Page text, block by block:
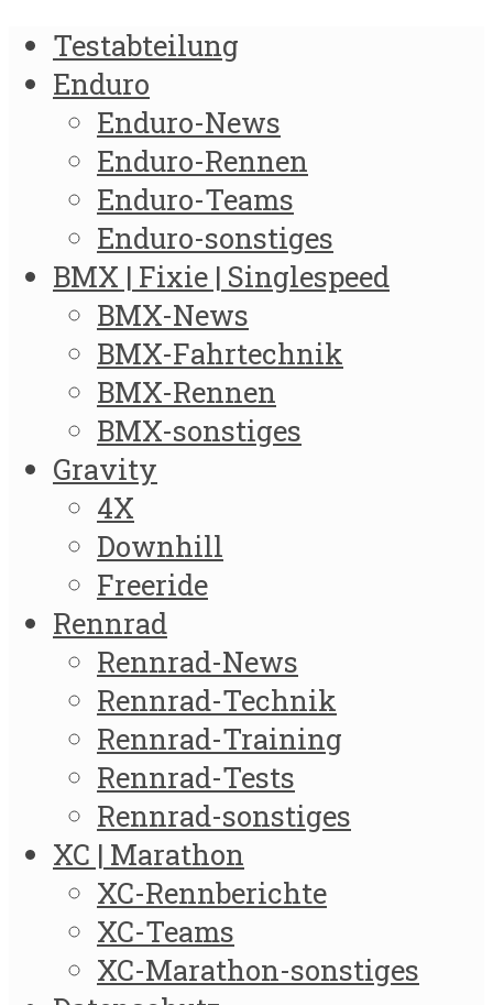
Testabteilung
Enduro
Enduro-News
Enduro-Rennen
Enduro-Teams
Enduro-sonstiges
BMX | Fixie | Singlespeed
BMX-News
BMX-Fahrtechnik
BMX-Rennen
BMX-sonstiges
Gravity
4X
Downhill
Freeride
Rennrad
Rennrad-News
Rennrad-Technik
Rennrad-Training
Rennrad-Tests
Rennrad-sonstiges
XC | Marathon
XC-Rennberichte
XC-Teams
XC-Marathon-sonstiges